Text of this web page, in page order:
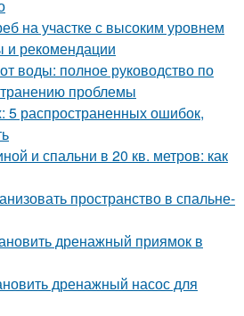
на участке с высоким уровнем
и рекомендации
воды: полное руководство по
проблемы
5 распространенных ошибок,
и спальни в 20 кв. метров: как
пространство в спальне-
дренажный приямок в
дренажный насос для